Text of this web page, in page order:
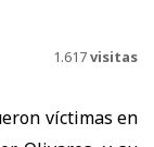
1.617visitas
víctimas en